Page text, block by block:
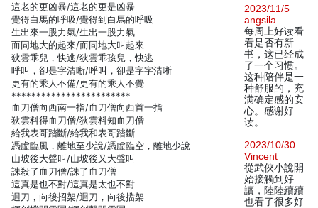
這老的更凶暴/這老的更是凶暴
覺得白馬的呼吸/覺得到白馬的呼吸
生出來一股力氣/生出一股力氣
而同地大的起來/而同地大叫起來
狄雲乖兒，快逃/狄雲乖孩兒，快逃
呼叫，卻是字清晰/呼叫，卻是字字清晰
更有的乘人不備/更有的乘人不覺
************************
血刀僧向西南一指/血刀僧向西首一指
狄雲料得血刀僧/狄雲料知血刀僧
給我表哥踏斷/給我和表哥踏斷
憑虛臨風，離地至少說/憑虛臨空，離地少說
山坡後大聲叫/山坡後又大聲叫
誅殺了血刀僧/誅了血刀僧
這真是也不對/這真是太也不對
迴刀，向後招架/迴刀，向後擋架
2023/11/5
angsila
每周上好读看
看是否有新
书，这已经成
了一个习惯。
这种陪伴是一
种舒服的，充
满确定感的安
心。感谢好
读。
2023/10/30
Vincent
從武俠小說開
始接觸到好
讀，陸陸續續
也看了很多好